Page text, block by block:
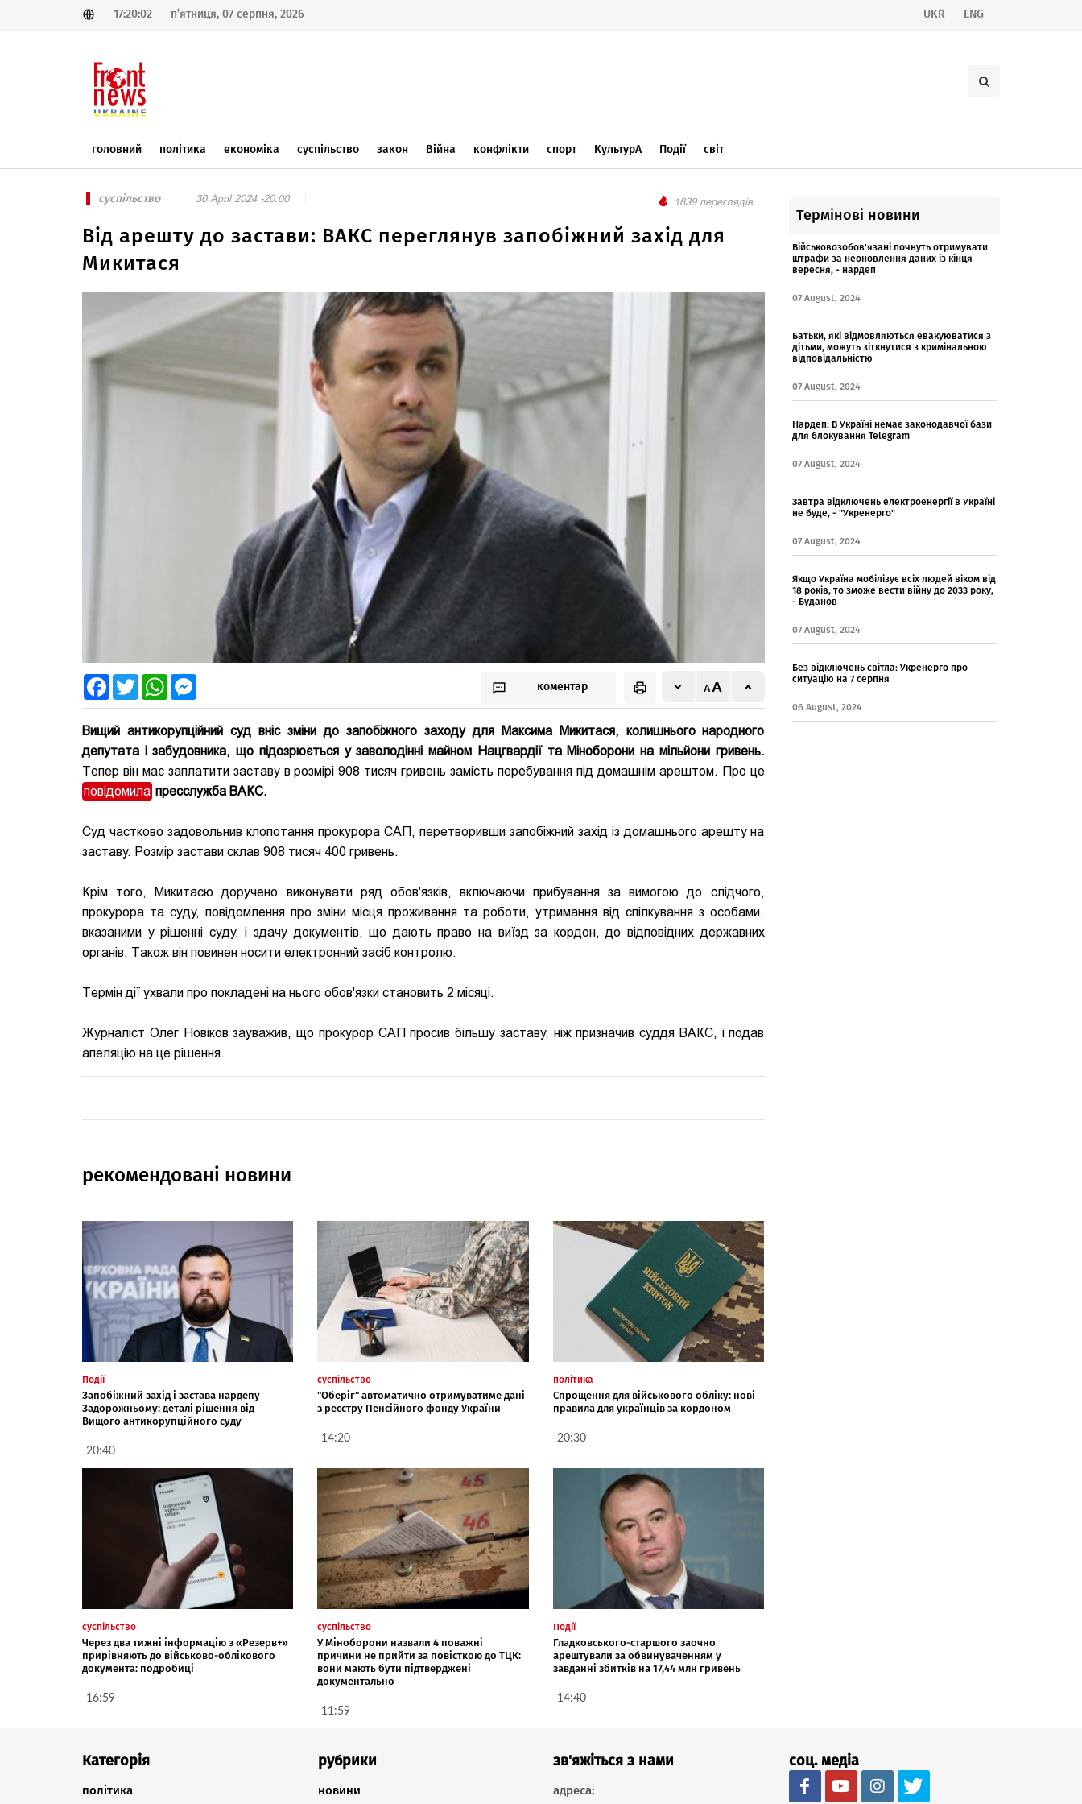
17:20:02 п’ятниця, 07 серпня, 2026 UKR ENG
головний політика економіка суспільство закон Війна конфлікти спорт КультурА Події світ
суспільство 30 April 2024 -20:00 1839 переглядів
Від арешту до застави: ВАКС переглянув запобіжний захід для
Микитася
FacebookTwitter WhatsApp коментар
Вищий антикорупційний суд вніс зміни до запобіжного заходу для Максима Микитася, колишнього народного
депутата і забудовника, що підозрюється у заволодінні майном Нацгвардії та Міноборони на мільйони гривень.
Тепер він має заплатити заставу в розмірі 908 тисяч гривень замість перебування під домашнім арештом. Про це
повідомила пресслужба ВАКС.
Суд частково задовольнив клопотання прокурора САП, перетворивши запобіжний захід із домашнього арешту на
заставу. Розмір застави склав 908 тисяч 400 гривень.
Крім того, Микитасю доручено виконувати ряд обов'язків, включаючи прибування за вимогою до слідчого,
прокурора та суду, повідомлення про зміни місця проживання та роботи, утримання від спілкування з особами,
вказаними у рішенні суду, і здачу документів, що дають право на виїзд за кордон, до відповідних державних
органів. Також він повинен носити електронний засіб контролю.
Термін дії ухвали про покладені на нього обов'язки становить 2 місяці.
Журналіст Олег Новіков зауважив, що прокурор САП просив більшу заставу, ніж призначив суддя ВАКС, і подав
апеляцію на це рішення.
рекомендовані новини
Події
Запобіжний захід і застава нардепу
Задорожньому: деталі рішення від
Вищого антикорупційного суду
20:40
суспільство
"Оберіг" автоматично отримуватиме дані
з реєстру Пенсійного фонду України
14:20
політика
Спрощення для військового обліку: нові
правила для українців за кордоном
20:30
суспільство
Через два тижні інформацію з «Резерв+»
прирівняють до військово-облікового
документа: подробиці
16:59
суспільство
У Міноборони назвали 4 поважні
причини не прийти за повісткою до ТЦК:
вони мають бути підтверджені
документально
11:59
Події
Гладковського-старшого заочно
арештували за обвинуваченням у
завданні збитків на 17,44 млн гривень
14:40
Термінові новини
Військовозобов'язані почнуть отримувати
штрафи за неоновлення даних із кінця
вересня, - нардеп
07 August, 2024
Батьки, які відмовляються евакуюватися з
дітьми, можуть зіткнутися з кримінальною
відповідальністю
07 August, 2024
Нардеп: В Україні немає законодавчої бази
для блокування Telegram
07 August, 2024
Завтра відключень електроенергії в Україні
не буде, - "Укренерго"
07 August, 2024
Якщо Україна мобілізує всіх людей віком від
18 років, то зможе вести війну до 2033 року,
- Буданов
07 August, 2024
Без відключень світла: Укренерго про
ситуацію на 7 серпня
06 August, 2024
Категорія
політика
рубрики
новини
зв'яжіться з нами
адреса:
соц. медіа